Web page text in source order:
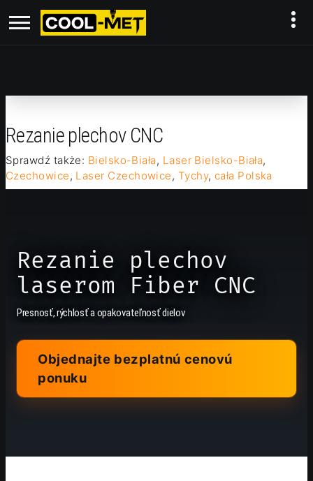
Rezanie plechov CNC
Sprawdź także: Bielsko-Biała, Laser Bielsko-Biała,
Czechowice, Laser Czechowice, Tychy, cała Polska
Rezanie plechov
laserom Fiber CNC
Presnosť, rýchlosť a opakovateľnosť dielov
Objednajte bezplatnú cenovú
ponuku